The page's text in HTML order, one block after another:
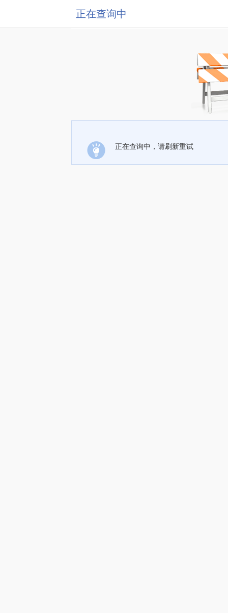
正在查询中
正在查询中，请刷新重试